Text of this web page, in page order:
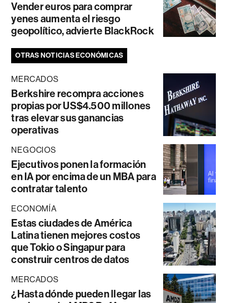
Vender euros para comprar
yenes aumenta el riesgo
geopolítico, advierte BlackRock
OTRAS NOTICIAS ECONÓMICAS
MERCADOS
Berkshire recompra acciones
propias por US$4.500 millones
tras elevar sus ganancias
operativas
NEGOCIOS
Ejecutivos ponen la formación
en IA por encima de un MBA para
contratar talento
ECONOMÍA
Estas ciudades de América
Latina tienen mejores costos
que Tokio o Singapur para
construir centros de datos
MERCADOS
¿Hasta dónde pueden llegar las